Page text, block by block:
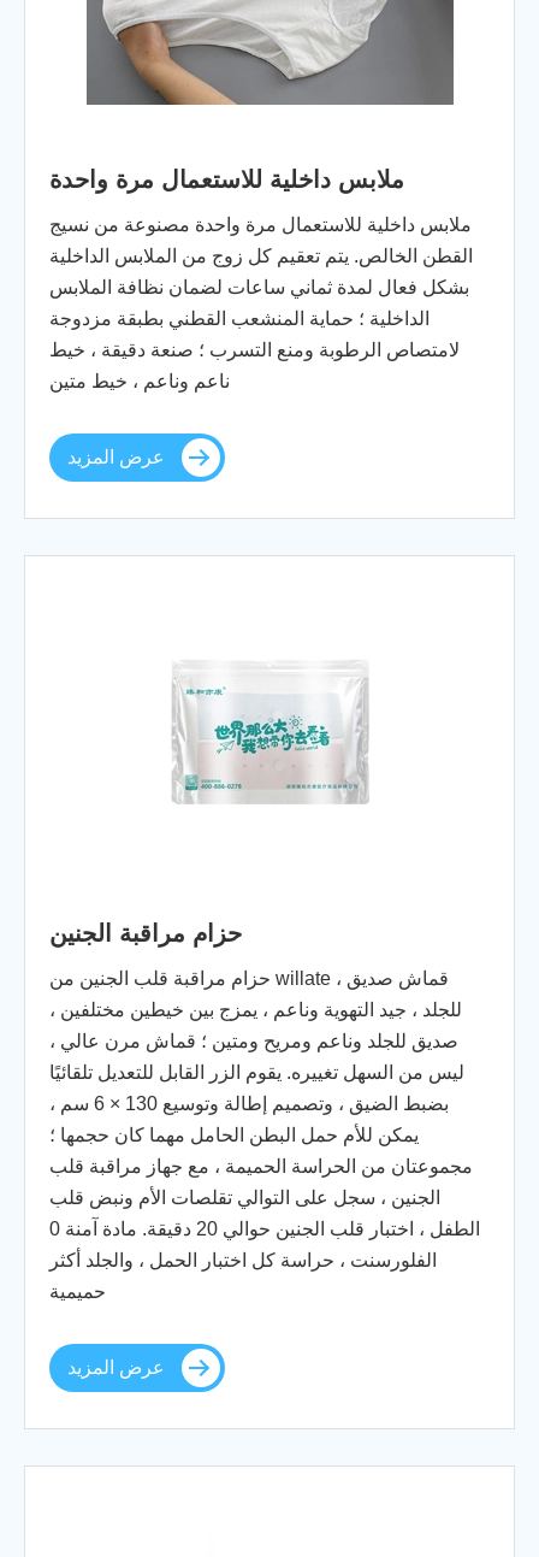
ملابس داخلية للاستعمال مرة واحدة
ملابس داخلية للاستعمال مرة واحدة مصنوعة من نسيج
القطن الخالص. يتم تعقيم كل زوج من الملابس الداخلية
بشكل فعال لمدة ثماني ساعات لضمان نظافة الملابس
الداخلية ؛ حماية المنشعب القطني بطبقة مزدوجة
لامتصاص الرطوبة ومنع التسرب ؛ صنعة دقيقة ، خيط
ناعم وناعم ، خيط متين
حزام مراقبة الجنين
حزام مراقبة قلب الجنين من willate ، قماش صديق
للجلد ، جيد التهوية وناعم ، يمزج بين خيطين مختلفين ،
صديق للجلد وناعم ومريح ومتين ؛ قماش مرن عالي ،
ليس من السهل تغييره. يقوم الزر القابل للتعديل تلقائيًا
بضبط الضيق ، وتصميم إطالة وتوسيع 130 × 6 سم ،
يمكن للأم حمل البطن الحامل مهما كان حجمها ؛
مجموعتان من الحراسة الحميمة ، مع جهاز مراقبة قلب
الجنين ، سجل على التوالي تقلصات الأم ونبض قلب
الطفل ، اختبار قلب الجنين حوالي 20 دقيقة. مادة آمنة 0
الفلورسنت ، حراسة كل اختبار الحمل ، والجلد أكثر
حميمية